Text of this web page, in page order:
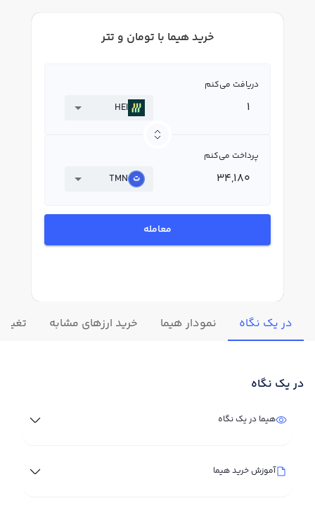
خرید هیما با تومان و تتر
دریافت می‌کنم
HEI
پرداخت می‌کنم
TMN
معامله
در یک نگاه نمودار هیما خرید ارزهای مشابه
در یک نگاه
هیما در یک نگاه
آموزش خرید هیما